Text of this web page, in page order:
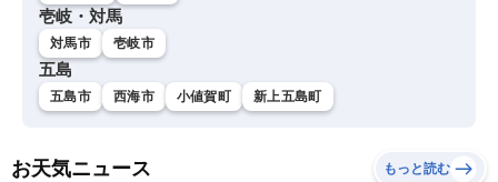
壱岐・対馬
対馬市 壱岐市
五島
五島市 西海市 小値賀町 新上五島町
お天気ニュース もっと読む